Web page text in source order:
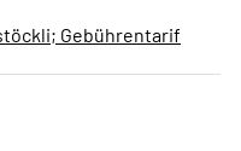
Gebührentarif